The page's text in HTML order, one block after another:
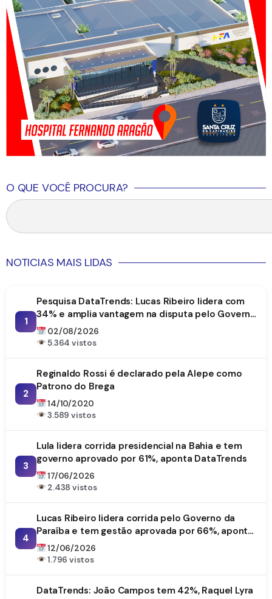
O QUE VOCÊ PROCURA?
NOTICIAS MAIS LIDAS
1
Pesquisa DataTrends: Lucas Ribeiro lidera com
34% e amplia vantagem na disputa pelo Governo
da Paraíba
02/08/2026
5.364 vistos
2
Reginaldo Rossi é declarado pela Alepe como
Patrono do Brega
14/10/2020
3.589 vistos
3
Lula lidera corrida presidencial na Bahia e tem
governo aprovado por 61%, aponta DataTrends
17/06/2026
2.438 vistos
4
Lucas Ribeiro lidera corrida pelo Governo da
Paraíba e tem gestão aprovada por 66%, aponta
DataTrends
12/06/2026
1.796 vistos
DataTrends: João Campos tem 42%, Raquel Lyra